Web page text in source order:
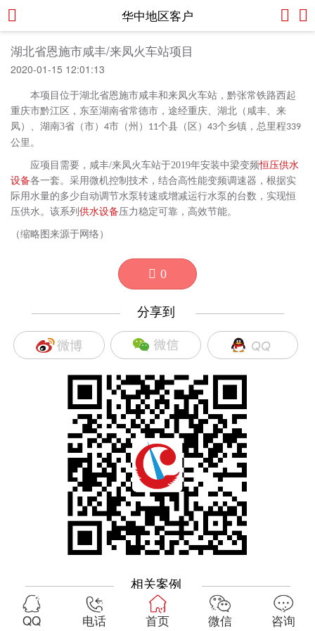
华中地区客户
湖北省恩施市咸丰/来凤火车站项目
2020-01-15 12:01:13
本项目位于湖北省恩施市咸丰和来凤火车站 ，黔张常铁路西起
重庆市黔江区，东至湖南省常德市，途经重庆、湖北（咸丰、来
凤）、湖南3省（市） 4市（州） 11个县（区） 43个乡镇，总里程339
公里。
应项目需要， 咸丰/来凤火车站于2019年安装中梁变频恒压供水
设备各一套。采用微机控制技术，结合高性能变频调速器，根据实
际用水量的多少自动调节水泵转速或增减运行水泵的台数，实现恒
压供水。该系列 供水设备压力稳定可靠，高效节能。
（缩略图来源于网络）
0
————————— 分享到 —————————
————————— 相关案例 —————————
QQ 电话 首页 微信 咨询